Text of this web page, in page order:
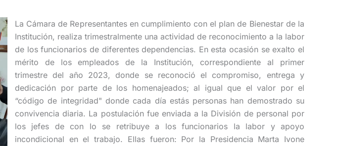
La Cámara de Representantes en cumplimiento con el plan de Bienestar de la
Institución, realiza trimestralmente una actividad de reconocimiento a la labor
de los funcionarios de diferentes dependencias. En esta ocasión se exalto el
mérito de los empleados de la Institución, correspondiente al primer
trimestre del año 2023, donde se reconoció el compromiso, entrega y
dedicación por parte de los homenajeados; al igual que el valor por el
“código de integridad" donde cada día estás personas han demostrado su
convivencia diaria. La postulación fue enviada a la División de personal por
los jefes de con lo se retribuye a los funcionarios la labor y apoyo
incondicional en el trabajo. Ellas fueron: Por la Presidencia Marta Ivone